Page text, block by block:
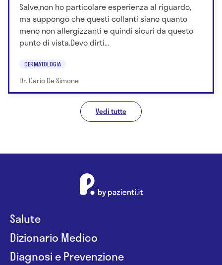
Salve,non ho particolare esperienza al riguardo,
ma suppongo che questi collanti siano quanto
meno non allergizzanti e quindi sicuri da questo
punto di vista.Devo dirti...
DERMATOLOGIA
Dr. Dario De Simone
Vedi tutte
Salute
Dizionario Medico
Diagnosi e Prevenzione